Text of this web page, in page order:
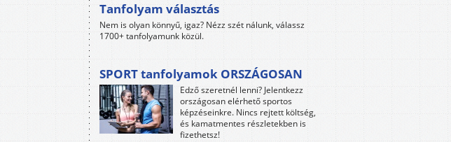
Tanfolyam választás
Nem is olyan könnyű, igaz? Nézz szét nálunk, válassz
1700+ tanfolyamunk közül.
SPORT tanfolyamok ORSZÁGOSAN
Edző szeretnél lenni? Jelentkezz
országosan elérhető sportos
képzéseinkre. Nincs rejtett költség,
és kamatmentes részletekben is
fizethetsz!